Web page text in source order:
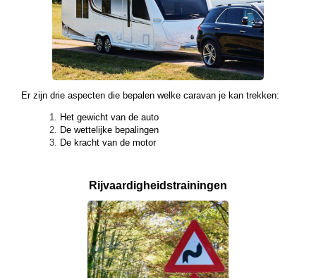
Er zijn drie aspecten die bepalen welke caravan je kan trekken:
Het gewicht van de auto
De wettelijke bepalingen
De kracht van de motor
Rijvaardigheids­trainingen